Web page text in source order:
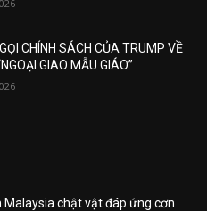
CHÍNH SÁCH CỦA TRUMP VỀ
GIAO MẪU GIÁO”
Malaysia chật vật đáp ứng cơn